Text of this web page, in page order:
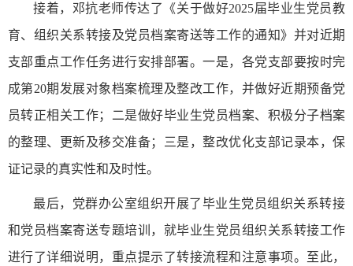
接着，邓抗老师传达了《关于做好2025届毕业生党员教
育、组织关系转接及党员档案寄送等工作的通知》并对近期
支部重点工作任务进行安排部署。一是，各党支部要按时完
成第20期发展对象档案梳理及整改工作，并做好近期预备党
员转正相关工作；二是做好毕业生党员档案、积极分子档案
的整理、更新及移交准备；三是，整改优化支部记录本，保
证记录的真实性和及时性。
最后，党群办公室组织开展了毕业生党员组织关系转接
和党员档案寄送专题培训，就毕业生党员组织关系转接工作
进行了详细说明，重点提示了转接流程和注意事项。至此，